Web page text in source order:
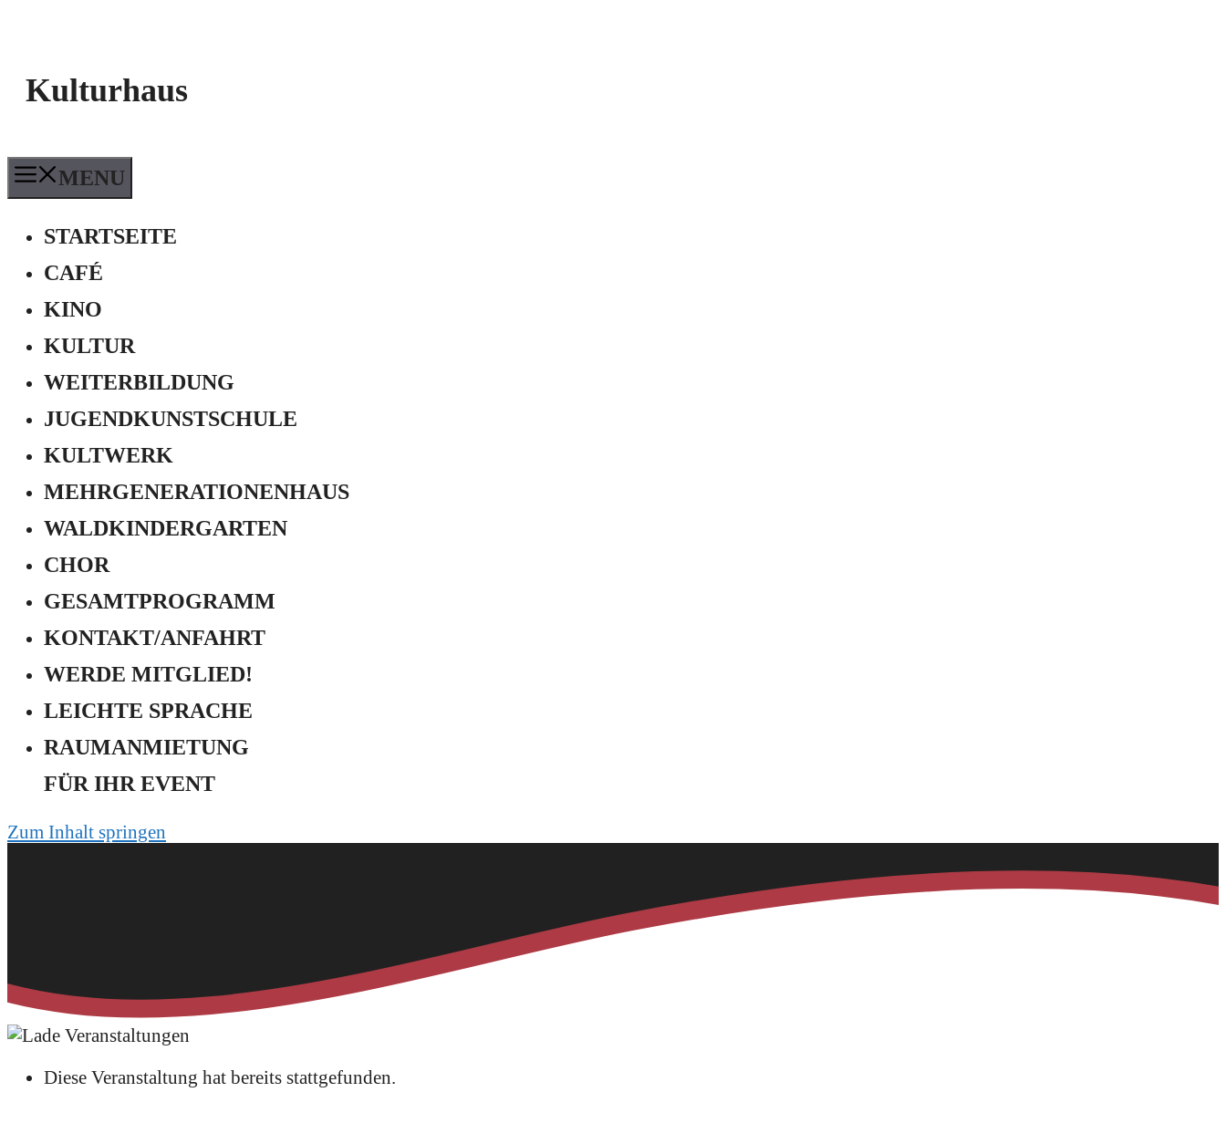
Kulturhaus
MENU
STARTSEITE
CAFÉ
KINO
KULTUR
WEITERBILDUNG
JUGEND­KUNSTSCHULE
KULTWERK
MEHRGENERATIONEN­HAUS
WALDKINDERGARTEN
CHOR
GESAMTPROGRAMM
KONTAKT/ANFAHRT
WERDE MITGLIED!
LEICHTE SPRACHE
RAUMANMIETUNG
FÜR IHR EVENT
Zum Inhalt springen
Diese Veranstaltung hat bereits stattgefunden.